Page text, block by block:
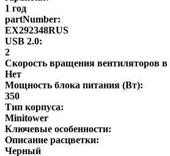
1 год
partNumber:
EX292348RUS
USB 2.0:
2
Скорость вращения вентиляторов в
Нет
Мощность блока питания (Вт):
350
Тип корпуса:
Minitower
Ключевые особенности:
Описание расцветки:
Черный